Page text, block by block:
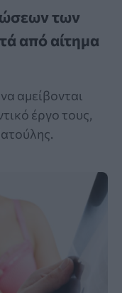
των
από αίτημα
αμείβονται
έργο τους,